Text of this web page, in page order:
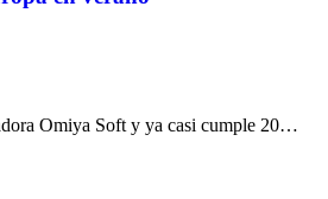
Omiya Soft y ya casi cumple 20…